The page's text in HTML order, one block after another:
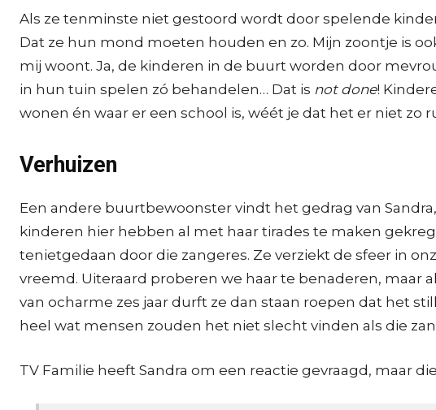
Als ze tenminste niet gestoord wordt door spelende
Dat ze hun mond moeten houden en zo. Mijn zoontje is
mij woont. Ja, de kinderen in de buurt worden door
in hun tuin spelen zó behandelen… Dat is not done!
wonen én waar er een school is, wéét je dat het er niet zo
Verhuizen
Een andere buurtbewoonster vindt het gedrag van
kinderen hier hebben al met haar tirades te maken
tenietgedaan door die zangeres. Ze verziekt de sfeer in
vreemd. Uiteraard proberen we haar te benaderen, maar
van ocharme zes jaar durft ze dan staan roepen dat het
heel wat mensen zouden het niet slecht vinden als die
TV Familie heeft Sandra om een reactie gevraagd, maar